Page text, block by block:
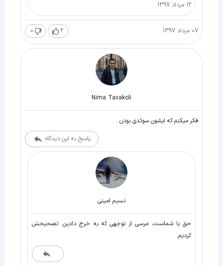
12 مرداد 1397
07 مرداد 1397 2
0
Nima Tavakoli
فکر میکنم که ایشون سوئدی بودن .
پاسخ به این دیدگاه
نسیم امینی
حق با شماست، مرسی از توجهی که به خرج دادین. تصحیحش
کردیم.